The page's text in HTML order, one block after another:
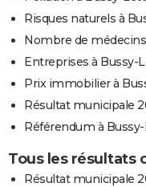
Risques naturels à
Nombre de
Entreprises à Bussy-
Prix immobilier à
Résultat municipale
Référendum à
Tous les résultats
Résultat municipale